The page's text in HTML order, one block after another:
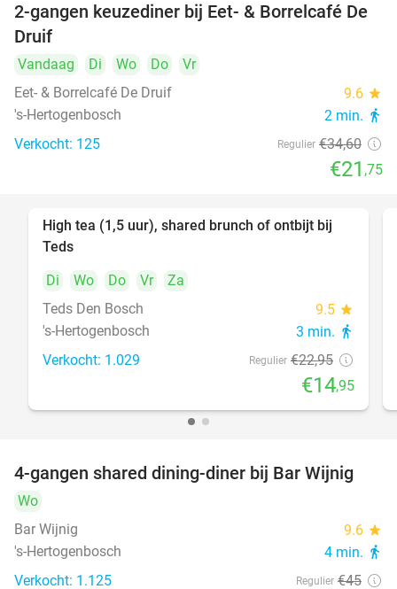
37%
2-gangen keuzediner bij Eet- & Borrelcafé De
Druif
Vandaag Di Wo Do
Vr
Eet- & Borrelcafé De Druif
9.6 star
's-Hertogenbosch 2 min. directions_walk
Verkocht: 125 Regulier €34,60
€21 ,75
35%
High tea (1,5 uur), shared brunch of ontbijt bij
Teds
Di
Wo Do Vr
Za
Teds Den Bosch
9.5 star
's-Hertogenbosch 3 min. directions_walk
Verkocht: 1.029 Regulier €22,95
€14,95
45%
4-gangen shared dining-diner bij Bar Wijnig
Wo
Bar Wijnig
9.6 star
's-Hertogenbosch 4 min. directions_walk
Verkocht: 1.125 Regulier €45